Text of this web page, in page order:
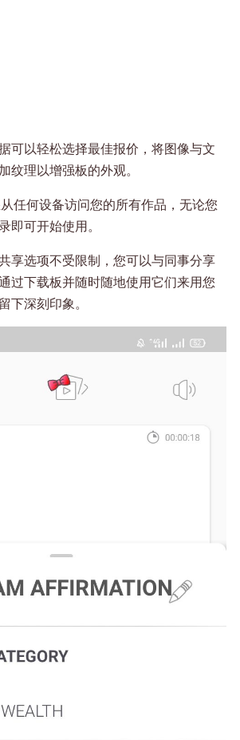
可以轻松选择最佳报价，将图像与文
纹理以增强板的外观。
任何设备访问您的所有作品，无论您
即可开始使用。
享选项不受限制，您可以与同事分享
过下载板并随时随地使用它们来用您
下深刻印象。